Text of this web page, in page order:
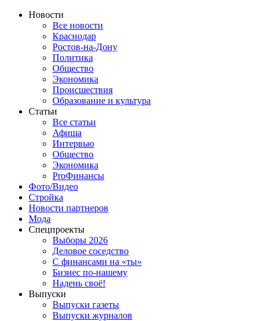
Новости
Все новости
Краснодар
Ростов-на-Дону
Политика
Общество
Экономика
Происшествия
Образование и культура
Статьи
Все статьи
Афиша
Интервью
Общество
Экономика
ProФинансы
Фото/Видео
Стройка
Новости партнеров
Мода
Спецпроекты
Выборы 2026
Деловое соседство
С финансами на «ты»
Бизнес по-нашему
Надень своё!
Выпуски
Выпуски газеты
Выпуски журналов